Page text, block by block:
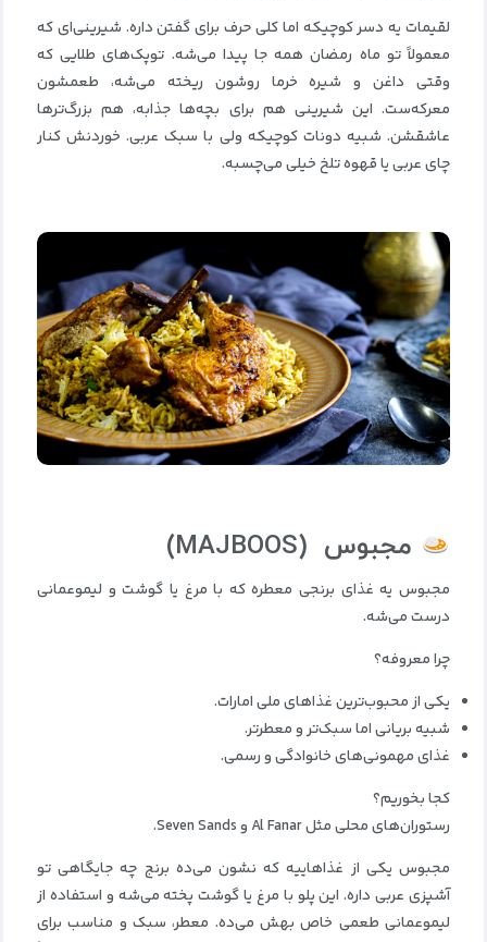
لقیمات یه دسر کوچیکه اما کلی حرف برای گفتن داره. شیرینی‌ای که
معمولاً تو ماه رمضان همه جا پیدا می‌شه. توپک‌های طلایی که
وقتی داغن و شیره خرما روشون ریخته می‌شه، طعمشون
معرکه‌ست. این شیرینی هم برای بچه‌ها جذابه، هم بزرگ‌ترها
عاشقشن. شبیه دونات کوچیکه ولی با سبک عربی. خوردنش کنار
چای عربی یا قهوه تلخ خیلی می‌چسبه.
مجبوس (MAJBOOS)
مجبوس یه غذای برنجی معطره که با مرغ یا گوشت و لیموعمانی
درست می‌شه.
چرا معروفه؟
یکی از محبوب‌ترین غذاهای ملی امارات.
شبیه بریانی اما سبک‌تر و معطرتر.
غذای مهمونی‌های خانوادگی و رسمی.
کجا بخوریم؟
رستوران‌های محلی مثل Al Fanar و Seven Sands.
مجبوس یکی از غذاهاییه که نشون می‌ده برنج چه جایگاهی تو
آشپزی عربی داره. این پلو با مرغ یا گوشت پخته می‌شه و استفاده از
لیموعمانی طعمی خاص بهش می‌ده. معطر، سبک و مناسب برای